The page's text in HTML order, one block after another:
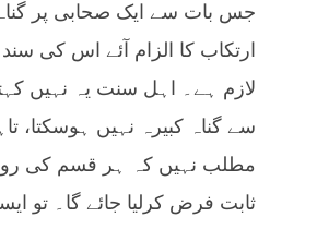
جس بات سے ایک صحابی پر
ارتکاب کا الزام آئے اس کی
لازم ہے۔ اہل سنت یہ نہیں
سے گناہ کبیرہ نہیں ہوسکتا،
مطلب نہیں کہ ہر قسم کی
ثابت فرض کرلیا جائے گا۔ تو